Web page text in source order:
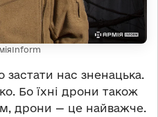
нас зненацька.
Бо їхні дрони також
дрони — це найважче.